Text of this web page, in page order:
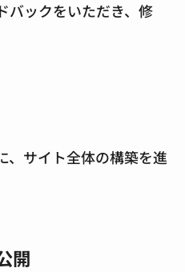
バックをいただき、修
、サイト全体の構築を進
開